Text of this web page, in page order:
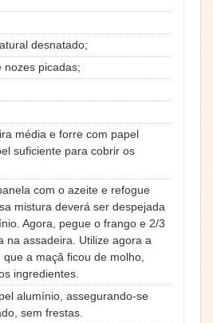
desnatado;
nozes picadas;
média e forre com papel
suficiente para cobrir os
com o azeite e refogue
mistura deverá ser despejada
Agora, pegue o frango e 2/3
na assadeira. Utilize agora a
a maçã ficou de molho,
ingredientes.
alumínio, assegurando-se
sem frestas.